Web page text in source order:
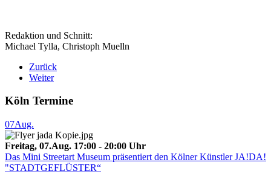
Redaktion und Schnitt:
Michael Tylla, Christoph Muelln
Zurück
Weiter
Köln Termine
07Aug.
Freitag, 07.Aug. 17:00 - 20:00 Uhr
Das Mini Streetart Museum präsentiert den Kölner Künstler JA!DA!
"STADTGEFLÜSTER“